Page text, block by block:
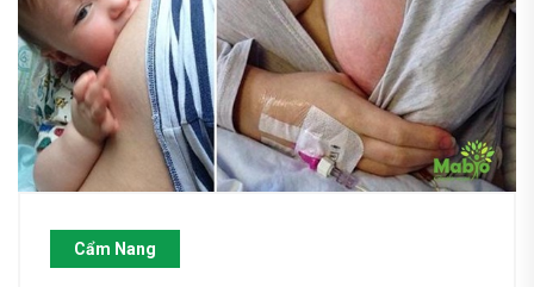
Cẩm Nang